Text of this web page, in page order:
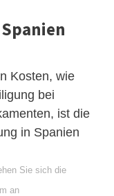
Kosten, wie
bei
ist die
in Spanien
Sie sich die
an